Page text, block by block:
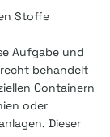
Stoffe
Aufgabe und
behandelt
Containern
oder
Dieser